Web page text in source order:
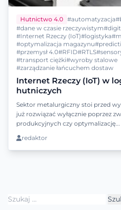
Hutnictwo 4.0 #automatyzacja
#dane w czasie rzeczywistym
#Internet Rzeczy (IoT)#logistyka
#optymalizacja magazynu
#przemysł 4.0#RFID#RTLS
#transport ciężki#wyroby stalowe
#zarządzanie łańcuchem dostaw
Internet Rzeczy (IoT) w
hutniczych
Sektor metalurgiczny stoi przed
już rozwiązać wyłącznie poprzez
produkcyjnych czy optymalizację...
redaktor
Szukaj: